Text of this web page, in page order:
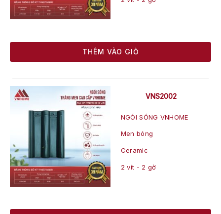
THÊM VÀO GIỎ
VNS2002
NGÓI SÓNG VNHOME
Men bóng
Ceramic
2 vít - 2 gờ